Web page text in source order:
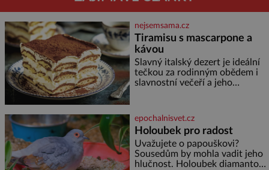
nejsemsama.cz
Tiramisu s mascarpone a
kávou
Slavný italský dezert je ideální
tečkou za rodinným obědem i
slavnostní večeří a jeho
osoby: 250 g mascarpone 3
vejce 80 g cukru 200 g
cukrářských piškotů 250 ml
silné kávy 2 lžíce amaretta
kakao na posypání Postup:
Oddělte žloutky od bílků.
epochalnisvet.cz
Holoubek pro radost
Uvažujete o papouškovi?
Sousedům by mohla vadit jeho
hlučnost. Holoubek diamantový